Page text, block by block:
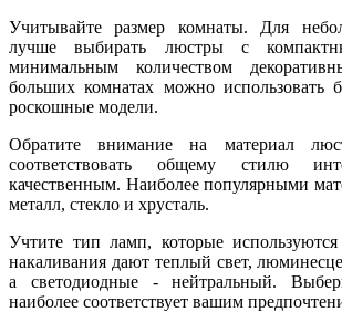
Учитывайте размер комнаты. Для
лучше выбирать люстры с
минимальным количеством
больших комнатах можно использовать
роскошные модели.
Обратите внимание на материал
соответствовать общему стилю
качественным. Наиболее популярными
металл, стекло и хрусталь.
Учтите тип ламп, которые
накаливания дают теплый свет,
а светодиодные - нейтральный.
наиболее соответствует вашим